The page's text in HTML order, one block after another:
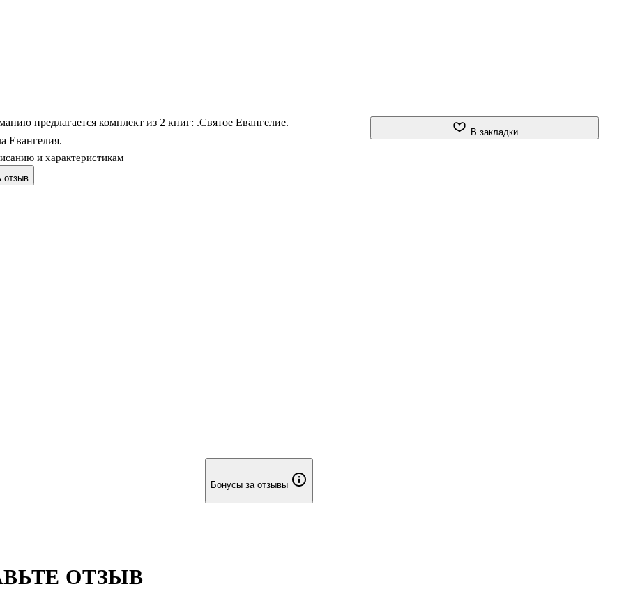
отзыв
предлагается комплект из 2 книг: .Святое Евангелие.
Евангелия.
и характеристикам
В закладки
Бонусы за отзывы
ОТЗЫВ